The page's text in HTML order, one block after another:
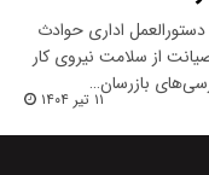
اداری حوادث
از سلامت نیروی کار
بازرسان…
۱۱ تیر ۱۴۰۴